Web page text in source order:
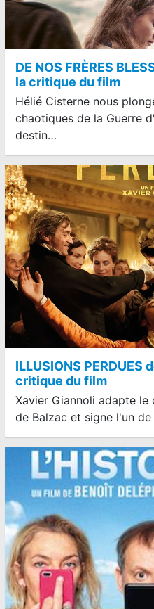
DE NOS FRÈRES
la critique du film
Hélié Cisterne nous
chaotiques de la Guerre
destin…
ILLUSIONS PERDUES
critique du film
Xavier Giannoli adapte le
de Balzac et signe l'un